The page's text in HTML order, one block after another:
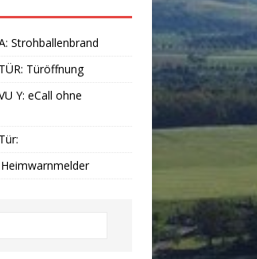
Strohballenbrand
Türöffnung
Y: eCall ohne